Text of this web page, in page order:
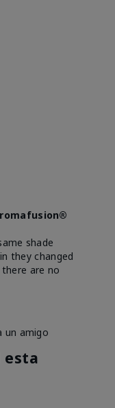
shade
they changed
are no
un amigo